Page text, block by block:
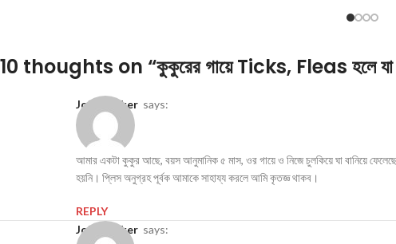
10 thoughts on “কুকুরের গায়ে Ticks, Fleas হলে যা
John Sarker says:
আমার একটা কুকুর আছে, বয়স আনুমানিক ৫ মাস, ওর গায়ে ও নিজে চুলকিয়ে ঘা বানিয়ে
হয়নি। প্লিস অনুগ্রহ পূর্বক আমাকে সাহায্য করলে আমি কৃতজ্ঞ থাকব।
REPLY
John Sarker says: